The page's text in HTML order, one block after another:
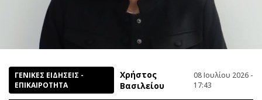
ΓΕΝΙΚΕΣ ΕΙΔΗΣΕΙΣ -
ΕΠΙΚΑΙΡΟΤΗΤΑ
Χρήστος
Βασιλείου
08 Ιουλίου 2026 -
17:43